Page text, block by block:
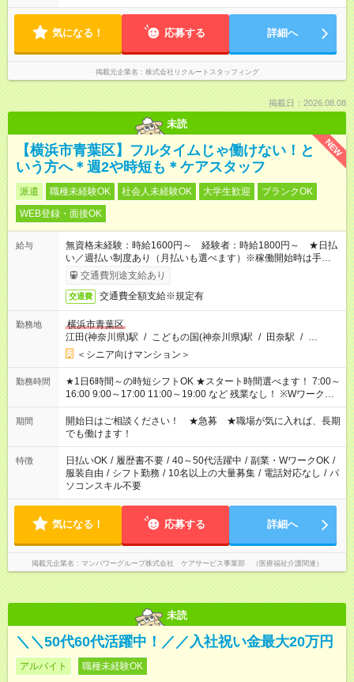
気になる！ 応募する 詳細へ
掲載元企業名 株式会社リクルートスタッフィング
掲載日：2026.08.08
未読
NEW
【横浜市青葉区】フルタイムじゃ働けない！と
いう方へ＊週2や時短も＊ケアスタッフ
派遣 職種未経験OK 社会人未経験OK 大学生歓迎
ブランクOK
WEB登録・面接OK
給与
無資格未経験：時給1600円～ 経験者：時給1800円～ ★日払
い／週払い制度あり（月払いも選べます）※稼働開始時は手続き
完了次第のお支払いとなります。
交通費別途支給あり
交通費 交通費全額支給※規定有
勤務地
横浜市青葉区
江田(神奈川県)駅 / こどもの国(神奈川県)駅 / 田奈駅 / …
＜シニア向けマンション＞
勤務時間
★1日6時間～の時短シフトOK ★スタート時間選べます！ 7:00～
16:00 9:00～17:00 11:00～19:00 など 残業なし！ ※Wワークの
場合、他のお仕事と合わせ週40時間超の就業はご案内できませ
ん ※法令に基づき、週20時間以上勤務は社会保険への加入対象
となります ※労働者派遣法（日雇い派遣の原則禁止）により、
短時間・短期間の就業はご案内が難しい場合があります
期間
開始日はご相談ください！ ★急募 ★職場が気に入れば、長期
でも働けます！
特徴 日払いOK / 履歴書不要 / 40～50代活躍中 / 副業・WワークOK /
服装自由 / シフト勤務 / 10名以上の大量募集 / 電話対応なし / パ
ソコンスキル不要
気になる！ 応募する 詳細へ
掲載元企業名 マンパワーグループ株式会社 ケアサービス事業部 （医療福祉介護関連）
未読
＼＼50代60代活躍中！／／入社祝い金最大20万円
アルバイト 職種未経験OK